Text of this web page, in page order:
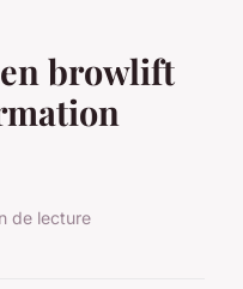
browlift
de lecture